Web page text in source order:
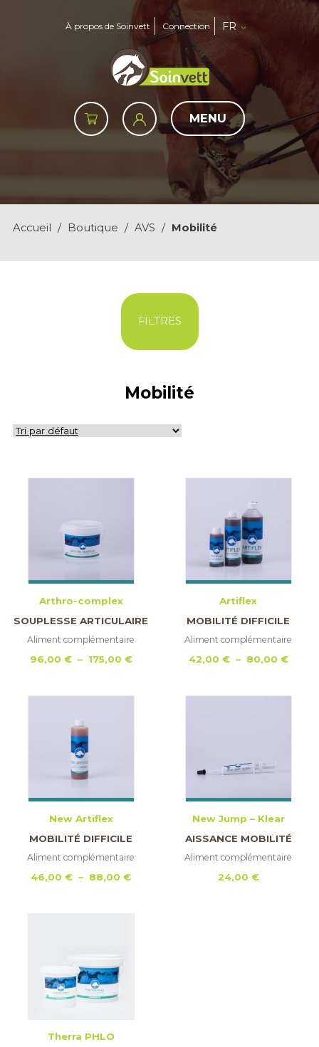
À propos de Soinvett Connection FR
MENU
Accueil / Boutique / AVS / Mobilité
FILTRES
Mobilité
Arthro-complex
SOUPLESSE ARTICULAIRE
Aliment complémentaire
96,00 € – 175,00 €Plage
Artiflex
MOBILITÉ DIFFICILE
Aliment complémentaire
42,00 € – 80,00 €Plage
New Artiflex
MOBILITÉ DIFFICILE
Aliment complémentaire
46,00 € – 88,00 €Plage
New Jump – Klear
AISSANCE MOBILITÉ
Aliment complémentaire
24,00 €
Therra PHLO